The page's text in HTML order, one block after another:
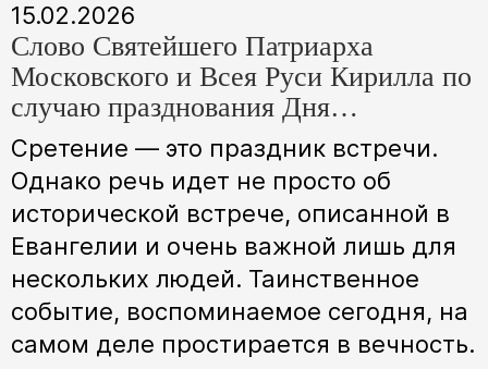
15.02.2026
Слово Святейшего Патриарха
Московского и Всея Руси Кирилла по
случаю празднования Дня
православной молодежи
Сретение — это праздник встречи.
Однако речь идет не просто об
исторической встрече, описанной в
Евангелии и очень важной лишь для
нескольких людей. Таинственное
событие, воспоминаемое сегодня, на
самом деле простирается в вечность.